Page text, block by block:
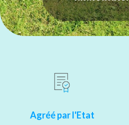
Agréé par l'Etat